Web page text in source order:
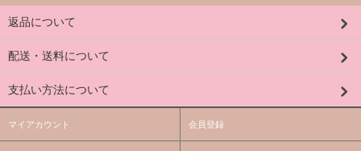
返品について
配送・送料について
支払い方法について
マイアカウント 会員登録